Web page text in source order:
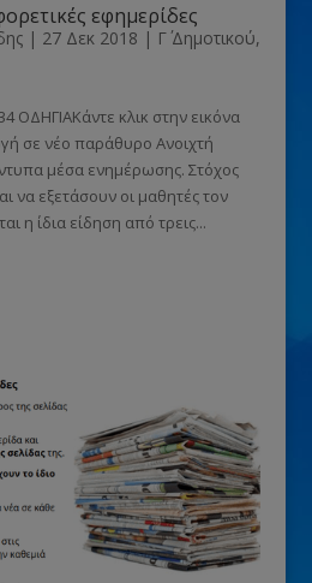
εφημερίδες
| 27 Δεκ 2018 | Γ΄ Δημοτικού,
ΟΔΗΓΙΑΚάντε κλικ στην εικόνα
σε νέο παράθυρο Ανοιχτή
μέσα ενημέρωσης. Στόχος
να εξετάσουν οι μαθητές τον
η ίδια είδηση από τρεις...